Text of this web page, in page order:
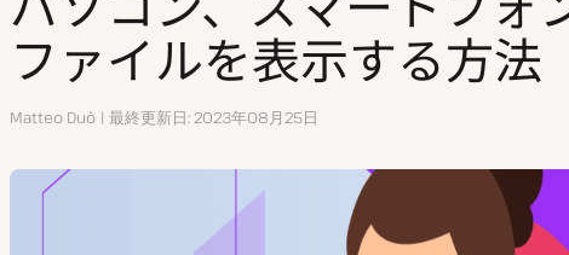
ファイルを表示する方法
執
Matteo Duò 最終更新日 2023年08月25日